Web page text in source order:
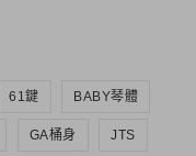
61鍵 BABY琴體
GA桶身 JTS